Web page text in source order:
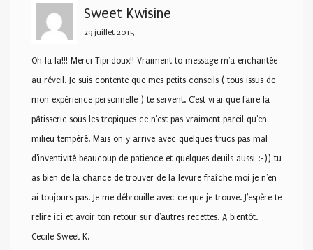
Sweet Kwisine
29 juillet 2015
Oh la la!!! Merci Tipi doux!! Vraiment to message m'a enchantée
au réveil. Je suis contente que mes petits conseils ( tous issus de
mon expérience personnelle ) te servent. C'est vrai que faire la
pâtisserie sous les tropiques ce n'est pas vraiment pareil qu'en
milieu tempéré. Mais on y arrive avec quelques trucs pas mal
d'inventivité beaucoup de patience et quelques deuils aussi :-)) tu
as bien de la chance de trouver de la levure fraîche moi je n'en
ai toujours pas. Je me débrouille avec ce que je trouve. J'espère te
relire ici et avoir ton retour sur d'autres recettes. A bientôt.
Cecile Sweet K.